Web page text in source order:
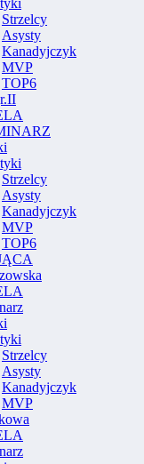
Strzelcy
Asysty
Kanadyjczyk
MVP
TOP6
Strzelcy
Asysty
Kanadyjczyk
MVP
TOP6
Strzelcy
Asysty
Kanadyjczyk
MVP